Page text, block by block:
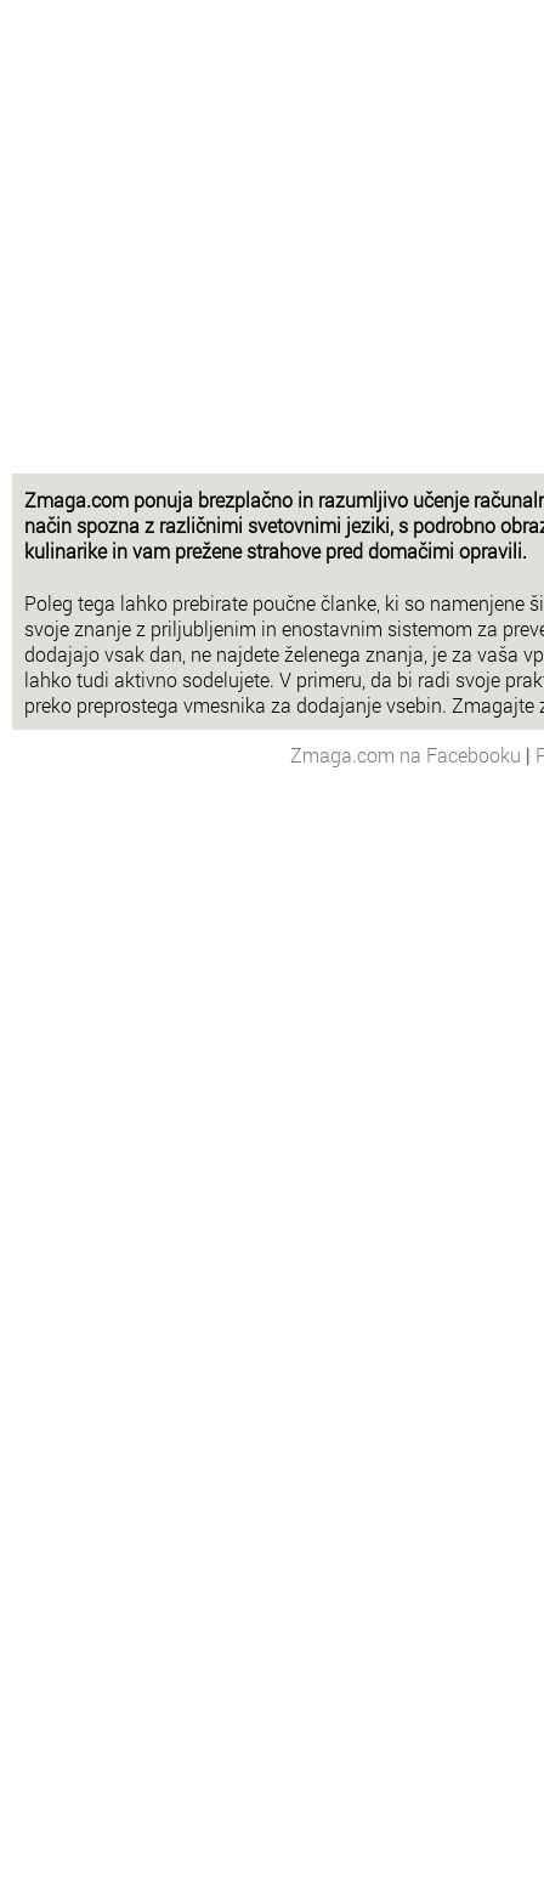
Zmaga.com ponuja brezplačno in razumljivo učenje
način spozna z različnimi svetovnimi jeziki, s podrobno
kulinarike in vam prežene strahove pred domačimi opravili.
Poleg tega lahko prebirate poučne članke, ki so namenjene
svoje znanje z priljubljenim in enostavnim sistemom za
dodajajo vsak dan, ne najdete želenega znanja, je za vaša
lahko tudi aktivno sodelujete. V primeru, da bi radi svoje
preko preprostega vmesnika za dodajanje vsebin.
Zmaga.com na Facebooku |